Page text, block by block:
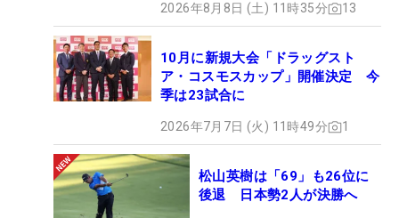
2026年8月8日 (土) 11時35分 13
10月に新規大会「ドラッグスト
ア・コスモスカップ」開催決定 今
季は23試合に
2026年7月7日 (火) 11時49分 1
松山英樹は「69」も26位に
後退 日本勢2人が決勝へ